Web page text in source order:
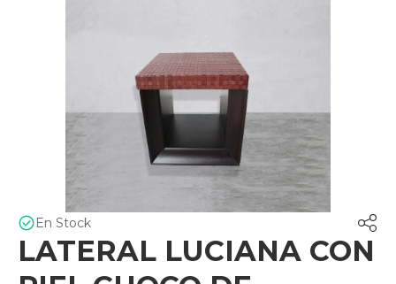
En Stock
LATERAL LUCIANA CON